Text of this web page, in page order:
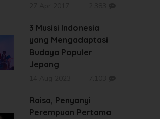
3 Musisi Indonesia
yang Mengadaptasi
Budaya Populer
Jepang
Raisa, Penyanyi
Perempuan Pertama